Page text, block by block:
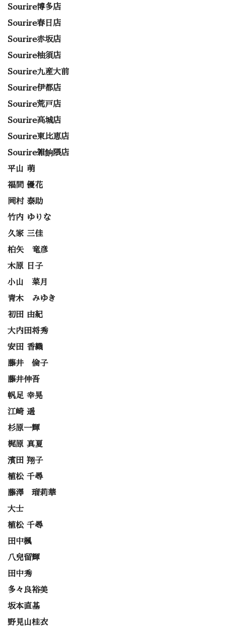
Sourire博多店
Sourire春日店
Sourire赤坂店
Sourire柚須店
Sourire九産大前
Sourire伊都店
Sourire荒戸店
Sourire高城店
Sourire東比恵店
Sourire雑餉隈店
平山 萌
福間 優花
岡村 泰助
竹内 ゆりな
久家 三佳
柏矢 竜彦
木原 日子
小山 菜月
青木 みゆき
初田 由紀
大内田将秀
安田 香織
藤井 倫子
藤井伸吾
帆足 幸晃
江崎 遥
杉原一輝
梶原 真夏
濱田 翔子
植松 千尋
藤澤 瑠莉華
大士
植松 千尋
田中楓
八兒留輝
田中秀
多々良裕美
坂本直基
野見山桂衣